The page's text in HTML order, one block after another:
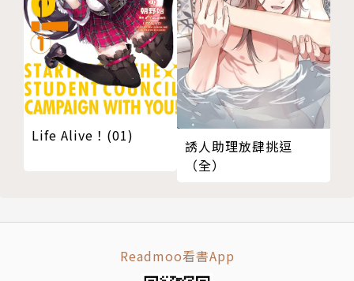
Life Alive！(01)
誘人助理放肆挑逗
（全）
Readmoo看書App